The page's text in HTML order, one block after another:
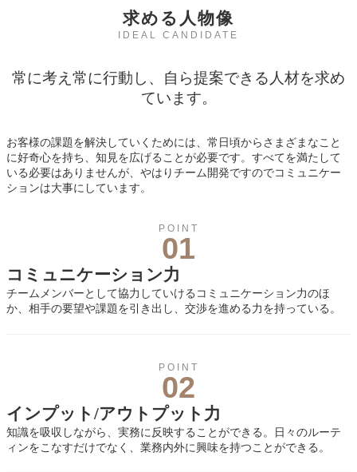
求める人物像
IDEAL CANDIDATE
常に考え常に行動し、自ら提案できる人材を求め
ています。
お客様の課題を解決していくためには、常日頃からさまざまなこと
に好奇心を持ち、知見を広げることが必要です。すべてを満たして
いる必要はありませんが、やはりチーム開発ですのでコミュニケー
ションは大事にしています。
POINT
01
コミュニケーション力
チームメンバーとして協力していけるコミュニケーション力のほ
か、相手の要望や課題を引き出し、交渉を進める力を持っている。
POINT
02
インプット/アウトプット力
知識を吸収しながら、実務に反映することができる。日々のルーテ
ィンをこなすだけでなく、業務内外に興味を持つことができる。